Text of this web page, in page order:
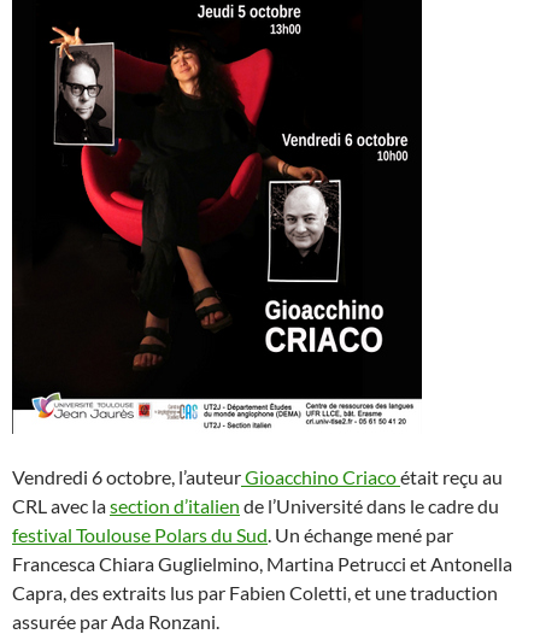
Vendredi 6 octobre, l’auteurGioacchino Criacoétait reçu au
CRL avec lasection d’italien de l’Université dans le cadre du
festival Toulouse Polars du Sud. Un échange mené par
Francesca Chiara Guglielmino, Martina Petrucci et Antonella
Capra, des extraits lus par Fabien Coletti, et une traduction
assurée par Ada Ronzani.